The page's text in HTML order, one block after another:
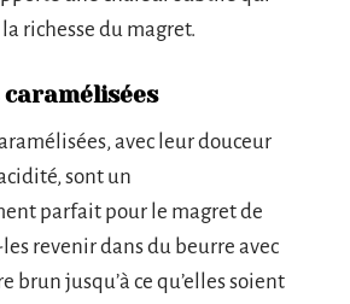
la richesse du magret.
caramélisées
avec leur douceur
sont un
parfait pour le magret de
revenir dans du beurre avec
brun jusqu’à ce qu’elles soient